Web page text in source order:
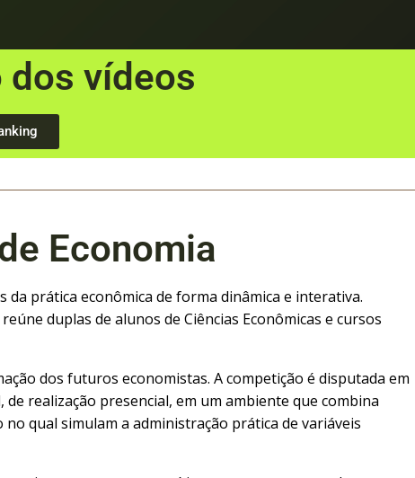
dos vídeos
Economia
da prática econômica de forma dinâmica e interativa.
duplas de alunos de Ciências Econômicas e cursos
dos futuros economistas. A competição é disputada em
realização presencial, em um ambiente que combina
qual simulam a administração prática de variáveis